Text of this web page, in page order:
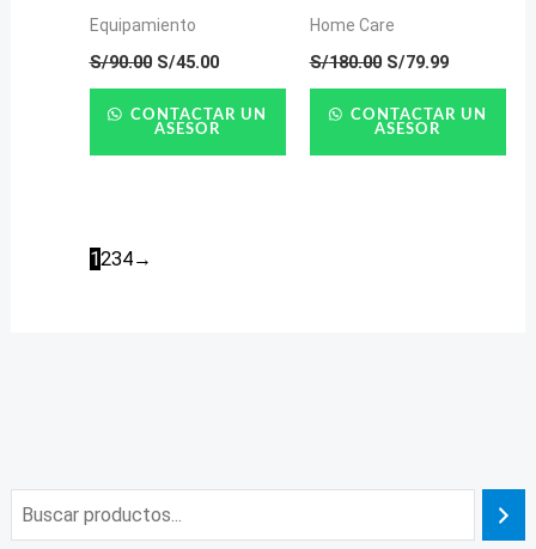
Equipamiento
S/90.00 S/45.00
CONTACTAR UN
ASESOR
Home Care
S/180.00 S/79.99
CONTACTAR UN
ASESOR
1234→